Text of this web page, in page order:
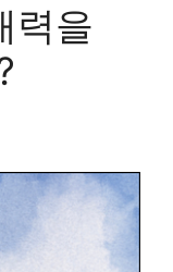
력을